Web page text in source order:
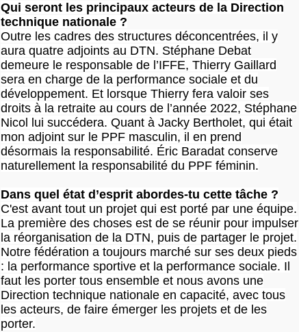
Qui seront les principaux acteurs de la Direction
technique nationale ?
Outre les cadres des structures déconcentrées, il y
aura quatre adjoints au DTN. Stéphane Debat
demeure le responsable de l’IFFE, Thierry Gaillard
sera en charge de la performance sociale et du
développement. Et lorsque Thierry fera valoir ses
droits à la retraite au cours de l’année 2022, Stéphane
Nicol lui succédera. Quant à Jacky Bertholet, qui était
mon adjoint sur le PPF masculin, il en prend
désormais la responsabilité. Éric Baradat conserve
naturellement la responsabilité du PPF féminin.
Dans quel état d’esprit abordes-tu cette tâche ?
C'est avant tout un projet qui est porté par une équipe.
La première des choses est de se réunir pour impulser
la réorganisation de la DTN, puis de partager le projet.
Notre fédération a toujours marché sur ses deux pieds
: la performance sportive et la performance sociale. Il
faut les porter tous ensemble et nous avons une
Direction technique nationale en capacité, avec tous
les acteurs, de faire émerger les projets et de les
porter.